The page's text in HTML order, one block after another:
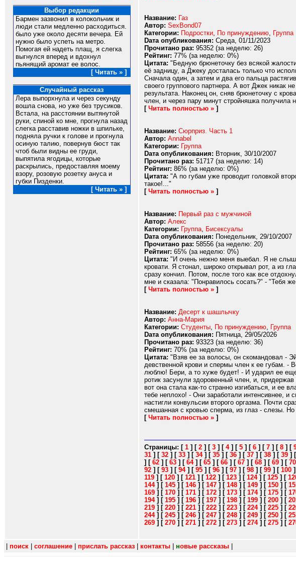
Выбор редакции
Бармен зазвонил в колокольчик и
люди стали медленно расходиться.
было уже около десяти вечера. Ей
нужно было успеть на метро.
Помогая ей надеть плащ, я слегка
выгнулся вперед и вдохнул
пьянящий аромат ее волос.
[ Читать » ]
Случайный рассказ
Лера выпорхнула и через секунду
вошла снова, но уже без трусиков.
Встала, на расстоянии вытянутой
руки, спиной ко мне, прогнула назад
слегка расставив ножки в шпильке,
подняла ручки к голове и прогнула
осиную талию, повернув бюст так
чтоб были видны ее груди,
выпятила ягодицы, которые
раскрылись, предоставляя моему
взору, розовую розетку ануса и
губки Пизденки.
[ Читать » ]
Название: Газ
Автор: SexBond07
Категории: Подростки, По принуждению, Группа
Dата опубликования: Среда, 01/11/2023
Прочитано раз: 95352 (за неделю: 26)
Рейтинг: 77% (за неделю: 0%)
Цитата: "Бедную брюнеточку без всякой
её задницу, а Джеку досталась только что
Сначала один, а затем и два его пальца
своего группового партнера. А вот Джек никак
результата. Наконец он, сняв брюнеточку с
член, и через пару минут стройняшка
[ Читать полностью » ]
Название: Сюрприз. Часть 1
Автор: Annabel
Категории: Группа
Dата опубликования: Вторник, 30/10/2007
Прочитано раз: 51717 (за неделю: 14)
Рейтинг: 86% (за неделю: 0%)
Цитата: "А по губам уже проводит головкой
такое!..."
[ Читать полностью » ]
Название: Первый раз с мужчиной
Автор: Алекс
Категории: Группа, Бисексуалы
Dата опубликования: Понедельник, 29/10/2007
Прочитано раз: 58556 (за неделю: 20)
Рейтинг: 65% (за неделю: 0%)
Цитата: "И очень нежно меня выебал. Я не
кровати. Я стонал, широко открывал рот, а из
сразу кончил. Потом, после того как все
мне и сказала: "Понравилось сосать?" - "Тебя
[ Читать полностью » ]
Название: Десерт к шашлычку
Автор: Анна-Мария
Категории: Студенты, По принуждению, Группа
Dата опубликования: Пятница, 29/05/2026
Прочитано раз: 93323 (за неделю: 36)
Рейтинг: 70% (за неделю: 0%)
Цитата: "Взяв ее за волосы, он скомандовал -
девственной крови и спермы член к ее губам. -
люблю! Бери, а то хуже будет! - И ударил ее
ротик засунули здоровенный член, и,
вот она стала как-то странно изгибаться, и
тебе неплохо! - Они заработали интенсивнее,
настигли конвульсии второго оргазма. Почти
смешанная с кровью сперма, из глаз - слезы.
[ Читать полностью » ]
Страницы: [ 1 ] [ 2 ] [ 3 ] [ 4] [ 5 ] [ 6 ] [ 7 ] [ 8 ] [
31 ] [ 32 ] [ 33 ] [ 34] [ 35 ] [ 36 ] [ 37 ] [ 38 ] [ 39 ] [
] [ 62 ] [ 63 ] [ 64] [ 65 ] [ 66 ] [ 67 ] [ 68 ] [ 69 ] [ 70
92 ] [ 93 ] [ 94] [ 95 ] [ 96 ] [ 97 ] [ 98 ] [ 99 ] [ 100 ]
119 ] [ 120 ] [ 121 ] [ 122 ] [ 123 ] [ 124] [ 125 ] [
144] [ 145 ] [ 146 ] [ 147 ] [ 148 ] [ 149 ] [ 150 ] [
169 ] [ 170 ] [ 171 ] [ 172 ] [ 173 ] [ 174] [ 175 ] [
194] [ 195 ] [ 196 ] [ 197 ] [ 198 ] [ 199 ] [ 200 ] [
219 ] [ 220 ] [ 221 ] [ 222 ] [ 223 ] [ 224] [ 225 ] [
244] [ 245 ] [ 246 ] [ 247 ] [ 248 ] [ 249 ] [ 250 ] [
269 ] [ 270 ] [ 271 ] [ 272 ] [ 273 ] [ 274] [ 275 ] [
поиск соглашение прислать рассказ контакты новые рассказы